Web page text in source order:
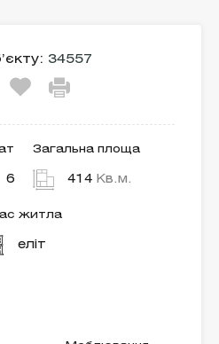
34557
6
Загальна площа
414 Кв.м.
житла
еліт